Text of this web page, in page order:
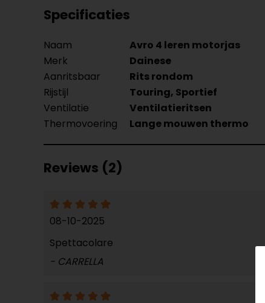
Specificaties
Naam Avro 4 leren motorjas
Merk
Dainese
Aanritsbaar
Rits rondom
Rijstijl
Touring, Sportief
Ventilatie
Ventilatieritsen
Thermovoering
Lange mouwen thermo
Reviews (2)
08-10-2025
Spettacolare
- CARRELLA